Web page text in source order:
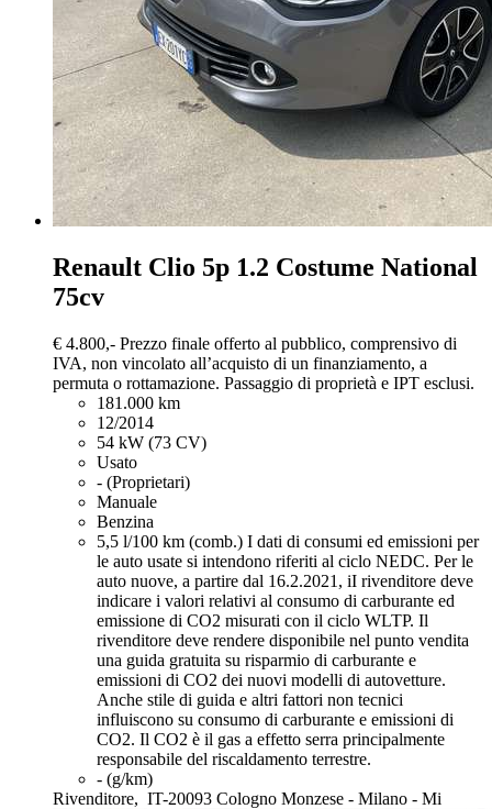
Renault Clio 5p 1.2 Costume National
75cv
€ 4.800,- Prezzo finale offerto al pubblico, comprensivo di
IVA, non vincolato all’acquisto di un finanziamento, a
permuta o rottamazione. Passaggio di proprietà e IPT esclusi.
181.000 km
12/2014
54 kW (73 CV)
Usato
- (Proprietari)
Manuale
Benzina
5,5 l/100 km (comb.) I dati di consumi ed emissioni per
le auto usate si intendono riferiti al ciclo NEDC. Per le
auto nuove, a partire dal 16.2.2021, iI rivenditore deve
indicare i valori relativi al consumo di carburante ed
emissione di CO2 misurati con il ciclo WLTP. Il
rivenditore deve rendere disponibile nel punto vendita
una guida gratuita su risparmio di carburante e
emissioni di CO2 dei nuovi modelli di autovetture.
Anche stile di guida e altri fattori non tecnici
influiscono su consumo di carburante e emissioni di
CO2. Il CO2 è il gas a effetto serra principalmente
responsabile del riscaldamento terrestre.
- (g/km)
Rivenditore, IT-20093 Cologno Monzese - Milano - Mi